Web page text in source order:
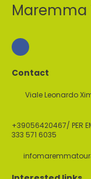
Maremma
Contact
Viale Leonardo
+39056420467/ PER
333 571 6035